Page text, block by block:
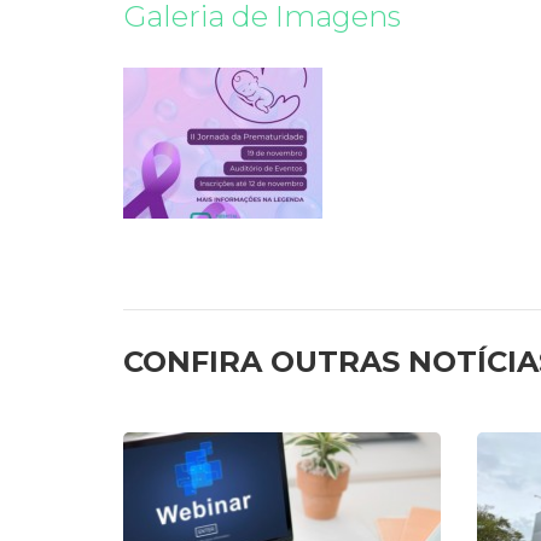
Galeria de Imagens
CONFIRA OUTRAS